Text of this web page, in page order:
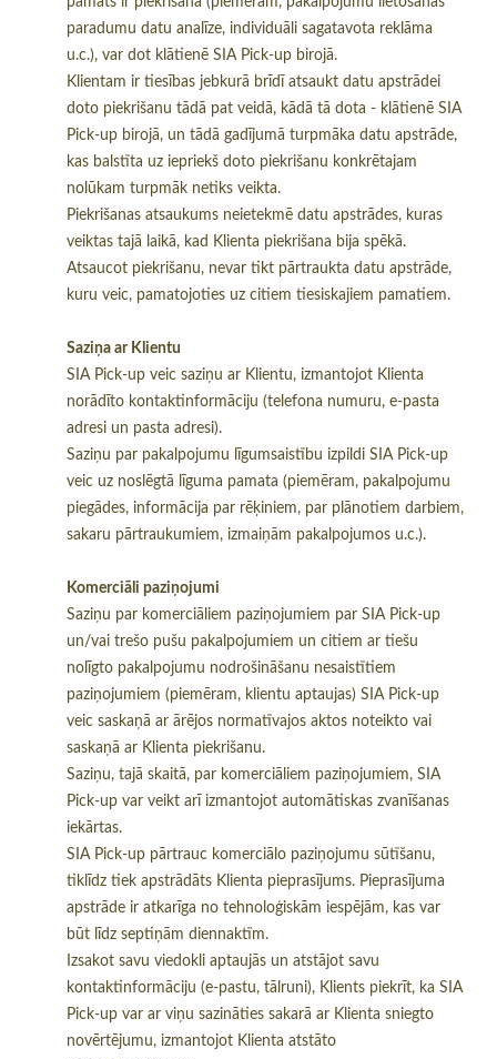
paradumu datu analīze, individuāli sagatavota reklāma
u.c.), var dot klātienē SIA Pick-up birojā.
Klientam ir tiesības jebkurā brīdī atsaukt datu apstrādei
doto piekrišanu tādā pat veidā, kādā tā dota - klātienē SIA
Pick-up birojā, un tādā gadījumā turpmāka datu apstrāde,
kas balstīta uz iepriekš doto piekrišanu konkrētajam
nolūkam turpmāk netiks veikta.
Piekrišanas atsaukums neietekmē datu apstrādes, kuras
veiktas tajā laikā, kad Klienta piekrišana bija spēkā.
Atsaucot piekrišanu, nevar tikt pārtraukta datu apstrāde,
kuru veic, pamatojoties uz citiem tiesiskajiem pamatiem.
Saziņa ar Klientu
SIA Pick-up veic saziņu ar Klientu, izmantojot Klienta
norādīto kontaktinformāciju (telefona numuru, e-pasta
adresi un pasta adresi).
Saziņu par pakalpojumu līgumsaistību izpildi SIA Pick-up
veic uz noslēgtā līguma pamata (piemēram, pakalpojumu
piegādes, informācija par rēķiniem, par plānotiem darbiem,
sakaru pārtraukumiem, izmaiņām pakalpojumos u.c.).
Komerciāli paziņojumi
Saziņu par komerciāliem paziņojumiem par SIA Pick-up
un/vai trešo pušu pakalpojumiem un citiem ar tiešu
nolīgto pakalpojumu nodrošināšanu nesaistītiem
paziņojumiem (piemēram, klientu aptaujas) SIA Pick-up
veic saskaņā ar ārējos normatīvajos aktos noteikto vai
saskaņā ar Klienta piekrišanu.
Saziņu, tajā skaitā, par komerciāliem paziņojumiem, SIA
Pick-up var veikt arī izmantojot automātiskas zvanīšanas
iekārtas.
SIA Pick-up pārtrauc komerciālo paziņojumu sūtīšanu,
tiklīdz tiek apstrādāts Klienta pieprasījums. Pieprasījuma
apstrāde ir atkarīga no tehnoloģiskām iespējām, kas var
būt līdz septiņām diennaktīm.
Izsakot savu viedokli aptaujās un atstājot savu
kontaktinformāciju (e-pastu, tālruni), Klients piekrīt, ka SIA
Pick-up var ar viņu sazināties sakarā ar Klienta sniegto
novērtējumu, izmantojot Klienta atstāto